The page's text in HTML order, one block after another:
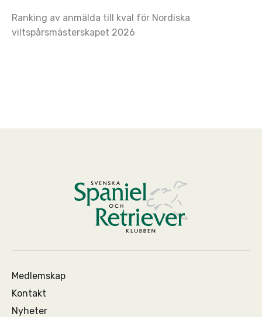
Ranking av anmälda till kval för Nordiska
viltspårsmästerskapet 2026
Medlemskap
Kontakt
Nyheter